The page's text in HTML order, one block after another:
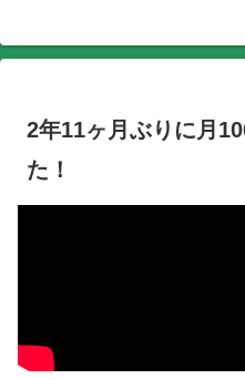
2年11ヶ月ぶりに月
た！